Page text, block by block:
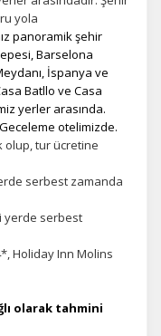
yola
panoramik şehir
Barselona
İspanya ve
Batllo ve Casa
yerler arasında.
otelimizde.
olup, tur ücretine
serbest zamanda
yerde serbest
Holiday Inn Molins
olarak tahmini